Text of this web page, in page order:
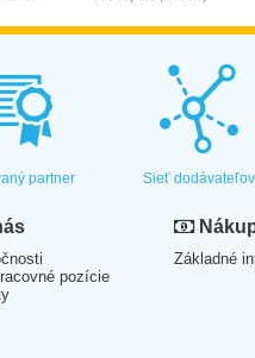
partner Sieť dodávateľov
pozície
Základné